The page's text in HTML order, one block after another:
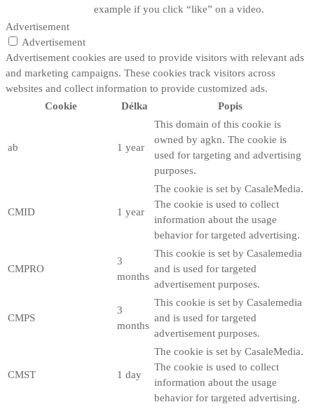
example if you click “like” on a video.
Advertisement
Advertisement
Advertisement cookies are used to provide visitors with relevant ads
and marketing campaigns. These cookies track visitors across
websites and collect information to provide customized ads.
Cookie
Délka Popis
ab 1 year
This domain of this cookie is
owned by agkn. The cookie is
used for targeting and advertising
purposes.
CMID 1 year
The cookie is set by CasaleMedia.
The cookie is used to collect
information about the usage
behavior for targeted advertising.
CMPRO
3
months
This cookie is set by Casalemedia
and is used for targeted
advertisement purposes.
CMPS
3
months
This cookie is set by Casalemedia
and is used for targeted
advertisement purposes.
CMST 1 day
The cookie is set by CasaleMedia.
The cookie is used to collect
information about the usage
behavior for targeted advertising.